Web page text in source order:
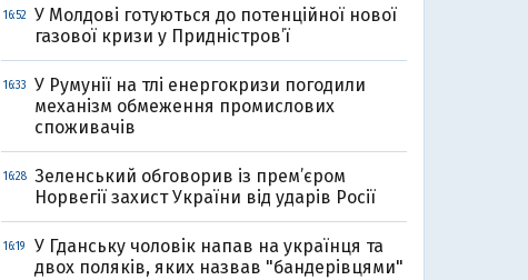
16:52
У Молдові готуються до потенційної нової
газової кризи у Придністров’ї
16:33
У Румунії на тлі енергокризи погодили
механізм обмеження промислових
споживачів
16:28
Зеленський обговорив із прем’єром
Норвегії захист України від ударів Росії
16:19
У Гданську чоловік напав на українця та
двох поляків, яких назвав "бандерівцями"